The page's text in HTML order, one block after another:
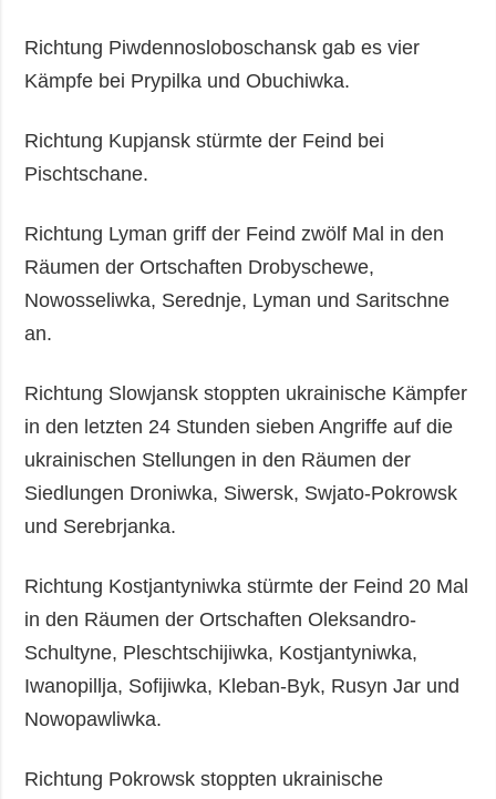
Richtung Piwdennosloboschansk gab es vier
Kämpfe bei Prypilka und Obuchiwka.
Richtung Kupjansk stürmte der Feind bei
Pischtschane.
Richtung Lyman griff der Feind zwölf Mal in den
Räumen der Ortschaften Drobyschewe,
Nowosseliwka, Serednje, Lyman und Saritschne
an.
Richtung Slowjansk stoppten ukrainische Kämpfer
in den letzten 24 Stunden sieben Angriffe auf die
ukrainischen Stellungen in den Räumen der
Siedlungen Droniwka, Siwersk, Swjato-Pokrowsk
und Serebrjanka.
Richtung Kostjantyniwka stürmte der Feind 20 Mal
in den Räumen der Ortschaften Oleksandro-
Schultyne, Pleschtschijiwka, Kostjantyniwka,
Iwanopillja, Sofijiwka, Kleban-Byk, Rusyn Jar und
Nowopawliwka.
Richtung Pokrowsk stoppten ukrainische